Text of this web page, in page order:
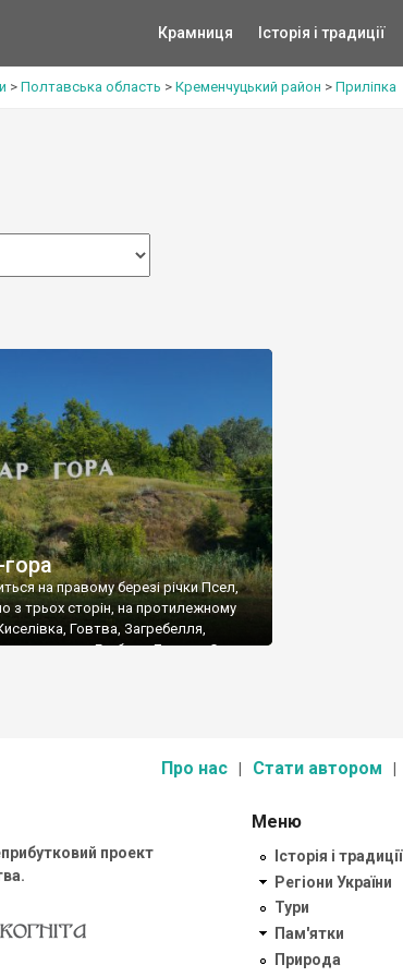
Крамниця Історія і традиції
> Полтавська область > Кременчуцький район > Приліпка
на правому березі річки Псел,
з трьох сторін, на протилежному
Говтва, Загребелля,
до села Глибока Долина. Село
Про нас Стати автором
проект
Меню
Історія і традиції
Регіони України
Тури
Пам'ятки
Природа